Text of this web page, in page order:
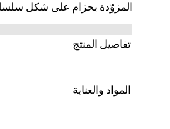
المزوّدة بحزام على شكل
تتميّز الجهة الداخلية بحافظة
تفاصيل المنتج
المواد والعناية